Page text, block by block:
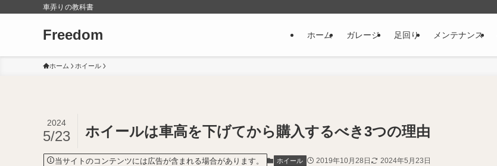
車弄りの教科書
Freedom ホーム ガレージ 足回り メンテナンス
ホーム ホイール
ホイールは車高を下げてから購入するべき3つの理由
2024
5/23
当サイトのコンテンツには広告が含まれる場合があります。 ホイール 2019年10月28日 2024年5月23日